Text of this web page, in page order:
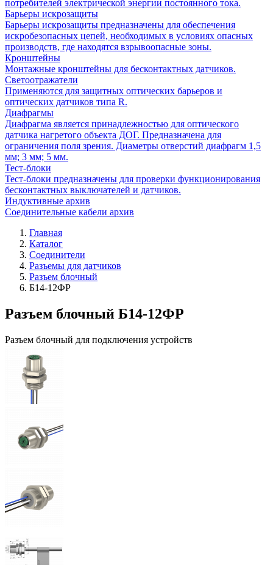
потребителей электрической энергии постоянного тока.
Барьеры искрозащиты
Барьеры искрозащиты предназначены для обеспечения
искробезопасных цепей, необходимых в условиях опасных
производств, где находятся взрывоопасные зоны.
Кронштейны
Монтажные кронштейны для бесконтактных датчиков.
Светоотражатели
Применяются для защитных оптических барьеров и
оптических датчиков типа R.
Диафрагмы
Диафрагма является принадлежностью для оптического
датчика нагретого объекта ДОГ. Предназначена для
ограничения поля зрения. Диаметры отверстий диафрагм 1,5
мм; 3 мм; 5 мм.
Тест-блоки
Тест-блоки предназначены для проверки функционирования
бесконтактных выключателей и датчиков.
Индуктивные архив
Соединительные кабели архив
Главная
Каталог
Соединители
Разъемы для датчиков
Разъем блочный
Б14-12ФР
Разъем блочный Б14-12ФР
Разъем блочный для подключения устройств